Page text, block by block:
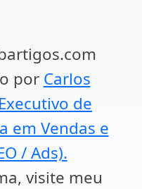
por Carlos
de
em Vendas e
/ Ads).
visite meu